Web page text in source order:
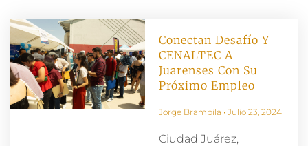
Conectan Desafío Y
CENALTEC A
Juarenses Con Su
Próximo Empleo
Jorge Brambila Julio 23, 2024
Ciudad Juárez,